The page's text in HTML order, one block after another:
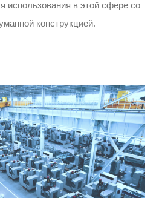
использования в этой сфере со
конструкцией.